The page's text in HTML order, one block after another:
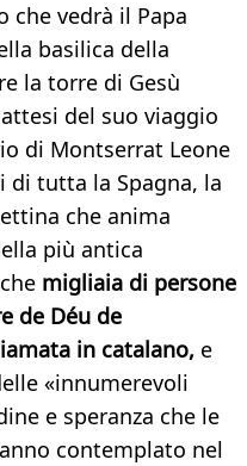
che vedrà il Papa
basilica della
la torre di Gesù
del suo viaggio
di Montserrat Leone
di tutta la Spagna, la
che anima
più antica
migliaia di persone
de Déu de
in catalano, e
«innumerevoli
e speranza che le
contemplato nel